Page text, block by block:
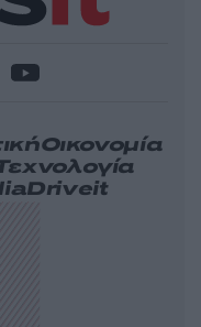
Οικονομία
Driveit